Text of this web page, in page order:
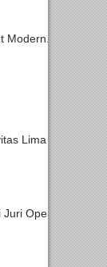
Modern...
Lima
Open